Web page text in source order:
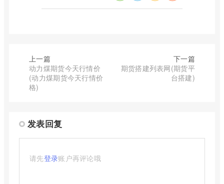
上一篇
动力煤期货今天行情价
(动力煤期货今天行情价
格)
下一篇
期货搭建列表网(期货平
台搭建)
发表回复
请先登录账户再评论哦